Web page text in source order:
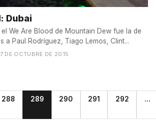
Dubai
We Are Blood de Mountain Dew fue la de
a Paul Rodríguez, Tiago Lemos, Clint...
DE OCTUBRE DE 2015
288 289 290 291 292 ...